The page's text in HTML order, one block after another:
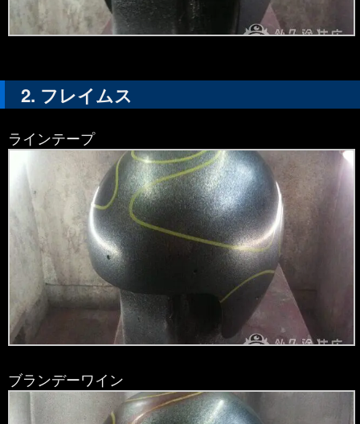
フレイムス
ラインテープ
ブランデーワイン